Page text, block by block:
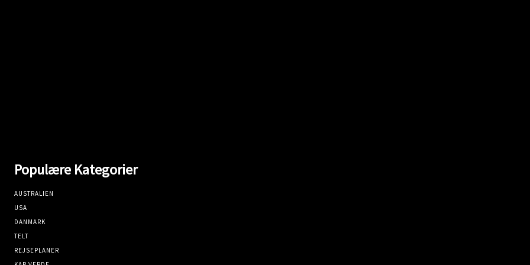
Populære Kategorier
AUSTRALIEN
USA
DANMARK
TELT
REJSEPLANER